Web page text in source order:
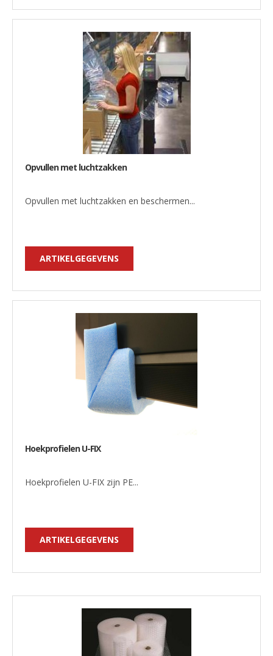
Opvullen met luchtzakken
Opvullen met luchtzakken en beschermen...
ARTIKELGEGEVENS
Hoekprofielen U-FIX
Hoekprofielen U-FIX zijn PE...
ARTIKELGEGEVENS